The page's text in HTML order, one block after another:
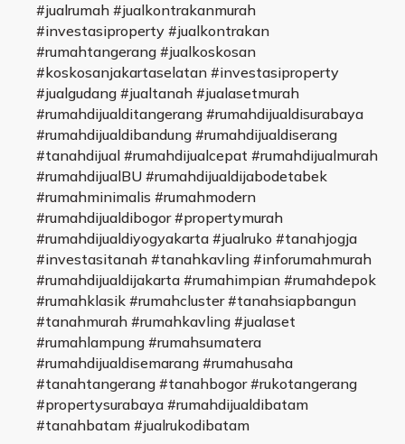
#jualrumah #jualkontrakanmurah
#investasiproperty #jualkontrakan
#rumahtangerang #jualkoskosan
#koskosanjakartaselatan #investasiproperty
#jualgudang #jualtanah #jualasetmurah
#rumahdijualditangerang #rumahdijualdisurabaya
#rumahdijualdibandung #rumahdijualdiserang
#tanahdijual #rumahdijualcepat #rumahdijualmurah
#rumahdijualBU #rumahdijualdijabodetabek
#rumahminimalis #rumahmodern
#rumahdijualdibogor #propertymurah
#rumahdijualdiyogyakarta #jualruko #tanahjogja
#investasitanah #tanahkavling #inforumahmurah
#rumahdijualdijakarta #rumahimpian #rumahdepok
#rumahklasik #rumahcluster #tanahsiapbangun
#tanahmurah #rumahkavling #jualaset
#rumahlampung #rumahsumatera
#rumahdijualdisemarang #rumahusaha
#tanahtangerang #tanahbogor #rukotangerang
#propertysurabaya #rumahdijualdibatam
#tanahbatam #jualrukodibatam